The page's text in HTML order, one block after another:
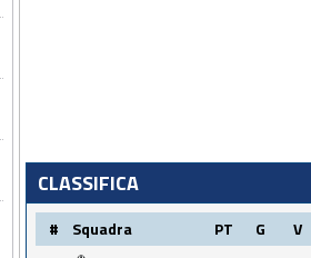
CLASSIFICA
# Squadra PT G V